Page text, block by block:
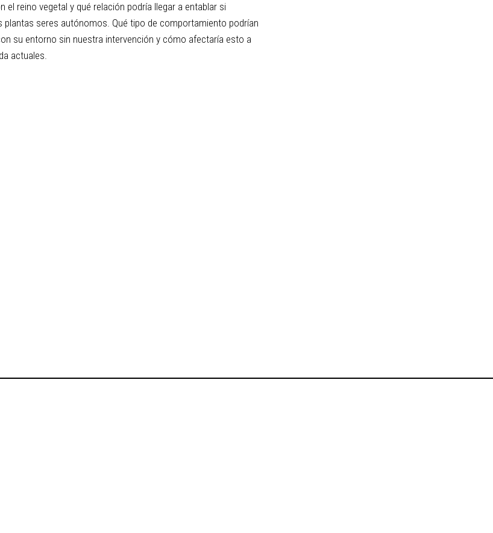
el reino vegetal y qué relación podría llegar a entablar si
plantas seres autónomos. Qué tipo de comportamiento podrían
su entorno sin nuestra intervención y cómo afectaría esto a
actuales.